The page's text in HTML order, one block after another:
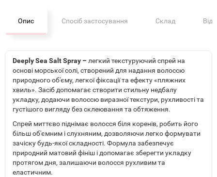
Опис Спосіб застосування Склад
Deeply Sea Salt Spray – легкий текстуруючий спрей на
основі морської солі, створений для надання волоссю
природного об'єму, легкої фіксації та ефекту «пляжних
хвиль». Засіб допомагає створити стильну недбалу
укладку, додаючи волоссю виразної текстури, рухливості та
густішого вигляду без склеювання та обтяження.
Спрей миттєво піднімає волосся біля коренів, робить його
більш об'ємним і слухняним, дозволяючи легко формувати
зачіску будь-якої складності. Формула забезпечує
природний матовий фініш і допомагає зберегти укладку
протягом дня, залишаючи волосся рухливим та
еластичним.